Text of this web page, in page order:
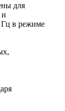
для
и
Гц в режиме